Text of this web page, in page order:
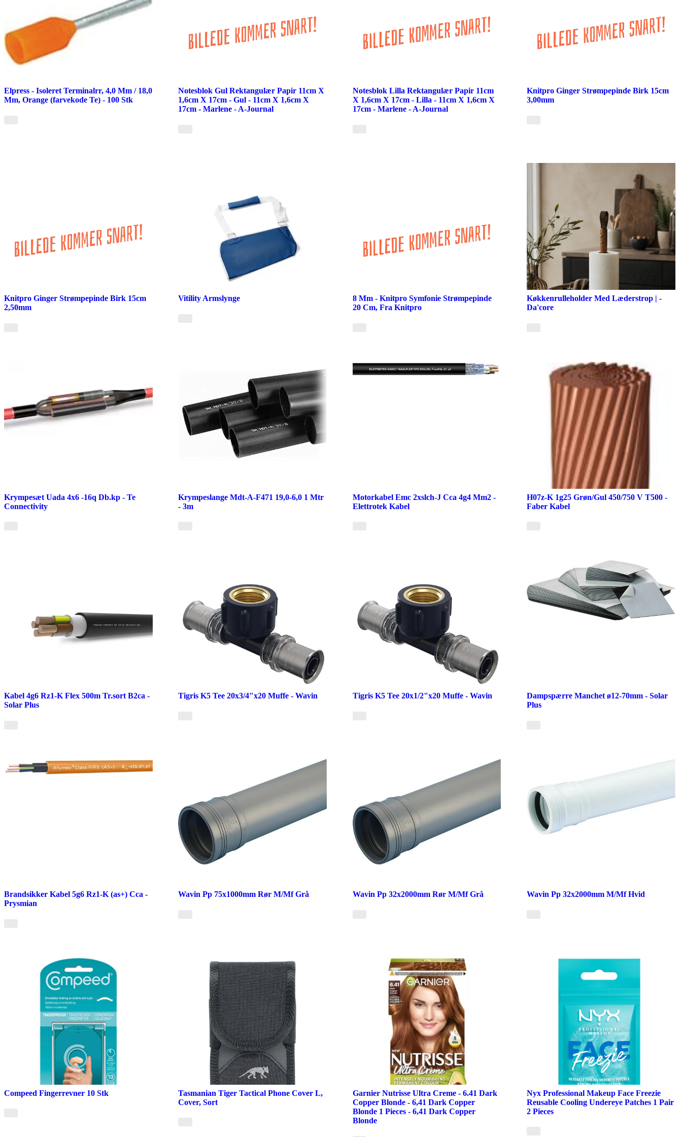
Elpress - Isoleret Terminalrr, 4,0 Mm / 18,0
Mm, Orange (farvekode Te) - 100 Stk
Notesblok Gul Rektangulær Papir 11cm X
1,6cm X 17cm - Gul - 11cm X 1,6cm X
17cm - Marlene - A-Journal
Notesblok Lilla Rektangulær Papir 11cm
X 1,6cm X 17cm - Lilla - 11cm X 1,6cm X
17cm - Marlene - A-Journal
Knitpro Ginger Strømpepinde Birk 15cm
3,00mm
Knitpro Ginger Strømpepinde Birk 15cm
2,50mm
Vitility Armslynge
8 Mm - Knitpro Symfonie Strømpepinde
20 Cm, Fra Knitpro
Køkkenrulleholder Med Læderstrop | -
Da'core
Krympesæt Uada 4x6 -16q Db.kp - Te
Connectivity
Krympeslange Mdt-A-F471 19,0-6,0 1 Mtr
- 3m
Motorkabel Emc 2xslch-J Cca 4g4 Mm2 -
Elettrotek Kabel
H07z-K 1g25 Grøn/Gul 450/750 V T500 -
Faber Kabel
Kabel 4g6 Rz1-K Flex 500m Tr.sort B2ca -
Solar Plus
Tigris K5 Tee 20x3/4"x20 Muffe - Wavin Tigris K5 Tee 20x1/2"x20 Muffe - Wavin
Dampspærre Manchet ø12-70mm - Solar
Plus
Brandsikker Kabel 5g6 Rz1-K (as+) Cca -
Prysmian
Wavin Pp 75x1000mm Rør M/Mf Grå Wavin Pp 32x2000mm Rør M/Mf Grå Wavin Pp 32x2000mm M/Mf Hvid
Compeed Fingerrevner 10 Stk
Tasmanian Tiger Tactical Phone Cover L,
Cover, Sort
Garnier Nutrisse Ultra Creme - 6.41 Dark
Copper Blonde - 6,41 Dark Copper
Blonde 1 Pieces - 6,41 Dark Copper
Blonde
Nyx Professional Makeup Face Freezie
Reusable Cooling Undereye Patches 1 Pair
2 Pieces